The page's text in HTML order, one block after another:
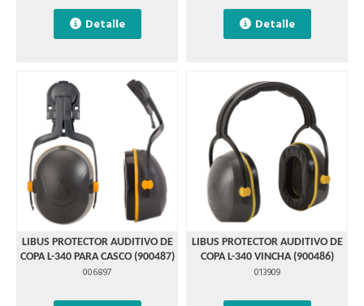
Detalle Detalle
LIBUS PROTECTOR AUDITIVO DE
COPA L-340 PARA CASCO (900487)
006897
LIBUS PROTECTOR AUDITIVO DE
COPA L-340 VINCHA (900486)
013909